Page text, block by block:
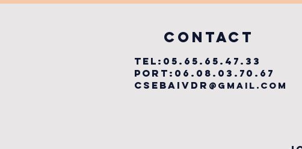
MUSICAL
COntact
TEL:05.65.65.47.33
PORT:06.08.03.70.67
csebaivdr @gmail.com